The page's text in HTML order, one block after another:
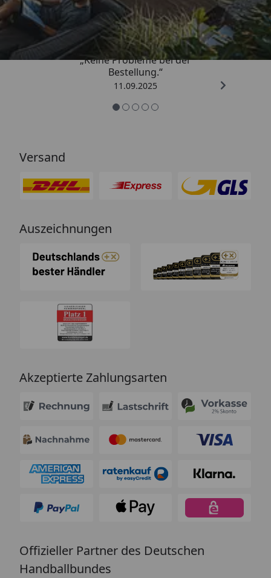
5,00/ 5
„Keine Probleme bei der
Bestellung.“
11.09.2025
Versand
Auszeichnungen
Akzeptierte Zahlungsarten
Offizieller Partner des Deutschen
Handballbundes